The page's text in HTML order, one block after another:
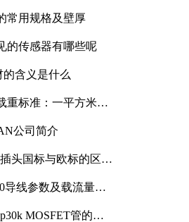
常用规格及壁厚
的传感器有哪些呢
的含义是什么
重标准：一平方米能
公司简介
头国标与欧标的区别
导线参数及载流量解
MOSFET管的合